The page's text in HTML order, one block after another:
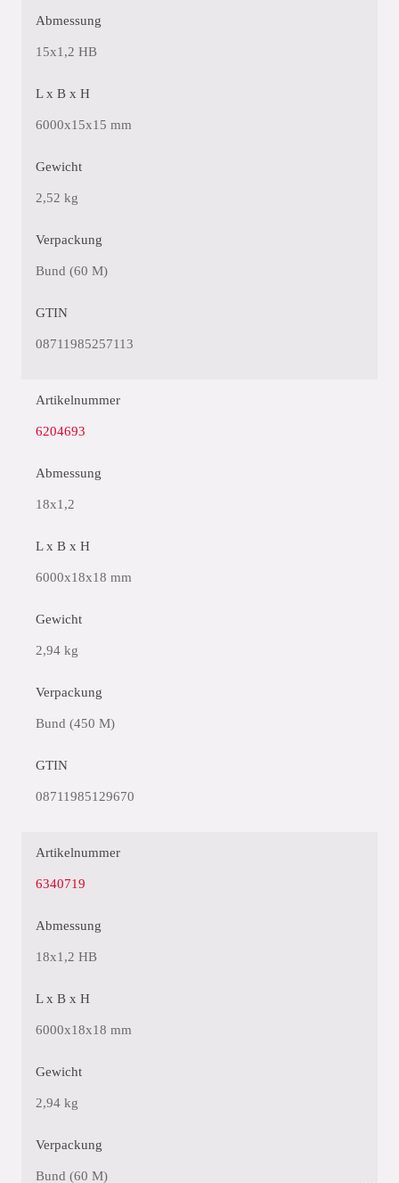
Abmessung
15x1,2 HB
L x B x H
6000x15x15 mm
Gewicht
2,52 kg
Verpackung
Bund (60 M)
GTIN
08711985257113
Artikelnummer
6204693
Abmessung
18x1,2
L x B x H
6000x18x18 mm
Gewicht
2,94 kg
Verpackung
Bund (450 M)
GTIN
08711985129670
Artikelnummer
6340719
Abmessung
18x1,2 HB
L x B x H
6000x18x18 mm
Gewicht
2,94 kg
Verpackung
Bund (60 M)